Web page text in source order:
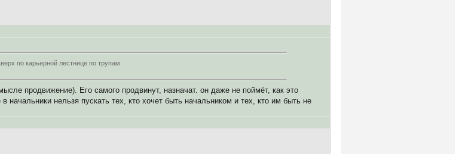
по карьерной лестнице по трупам.
продвижение). Его самого продвинут, назначат. он даже не поймёт, как это
начальники нельзя пускать тех, кто хочет быть начальником и тех, кто им быть не